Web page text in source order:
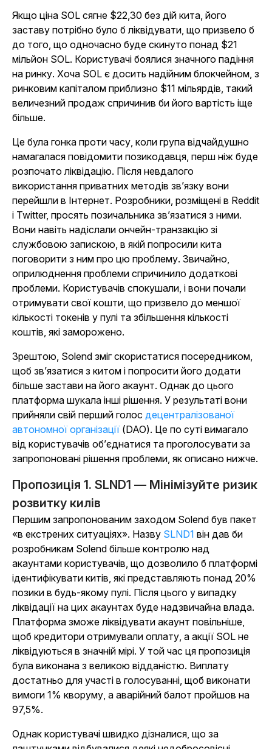
Якщо ціна SOL сягне $22,30 без дій кита, його
заставу потрібно було б ліквідувати, що призвело б
до того, що одночасно буде скинуто понад $21
мільйон SOL. Користувачі боялися значного падіння
на ринку. Хоча SOL є досить надійним блокчейном, з
ринковим капіталом приблизно $11 мільярдів, такий
величезний продаж спричинив би його вартість іще
більше.
Це була гонка проти часу, коли група відчайдушно
намагалася повідомити позикодавця, перш ніж буде
розпочато ліквідацію. Після невдалого
використання приватних методів зв’язку вони
перейшли в Інтернет. Розробники, розміщені в Reddit
і Twitter, просять позичальника зв’язатися з ними.
Вони навіть надіслали ончейн-транзакцію зі
службовою запискою, в якій попросили кита
поговорити з ним про цю проблему. Звичайно,
оприлюднення проблеми спричинило додаткові
проблеми. Користувачів спокушали, і вони почали
отримувати свої кошти, що призвело до меншої
кількості токенів у пулі та збільшення кількості
коштів, які заморожено.
Зрештою, Solend зміг скористатися посередником,
щоб зв’язатися з китом і попросити його додати
більше застави на його акаунт. Однак до цього
платформа шукала інші рішення. У результаті вони
прийняли свій перший голос децентралізованої
автономної організації (DAO). Це по суті вимагало
від користувачів об’єднатися та проголосувати за
запропоновані рішення проблеми, як описано нижче.
Пропозиція 1. SLND1 — Мінімізуйте ризик
розвитку килів
Першим запропонованим заходом Solend був пакет
«в екстрених ситуаціях». Назву SLND1 він дав би
розробникам Solend більше контролю над
акаунтами користувачів, що дозволило б платформі
ідентифікувати китів, які представляють понад 20%
позики в будь-якому пулі. Після цього у випадку
ліквідації на цих акаунтах буде надзвичайна влада.
Платформа зможе ліквідувати акаунт повільніше,
щоб кредитори отримували оплату, а акції SOL не
ліквідуються в значній мірі. У той час ця пропозиція
була виконана з великою відданістю. Виплату
достатньо для участі в голосуванні, щоб виконати
вимоги 1% кворуму, а аварійний балот пройшов на
97,5%.
Однак користувачі швидко дізналися, що за